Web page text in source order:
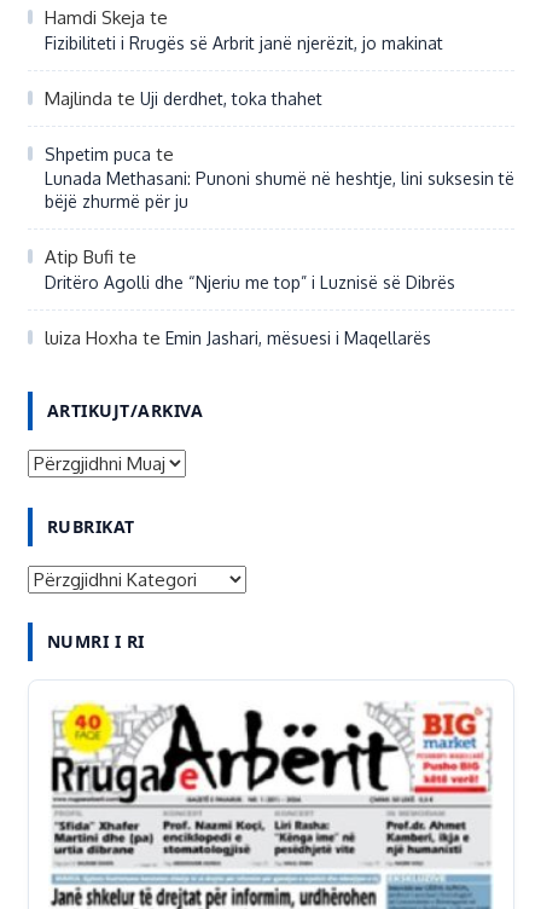
Hamdi Skeja te
Fizibiliteti i Rrugës së Arbrit janë njerëzit, jo makinat
Majlinda te Uji derdhet, toka thahet
Shpetim puca te
Lunada Methasani: Punoni shumë në heshtje, lini suksesin të
bëjë zhurmë për ju
Atip Bufi te
Dritëro Agolli dhe “Njeriu me top” i Luznisë së Dibrës
luiza Hoxha te Emin Jashari, mësuesi i Maqellarës
ARTIKUJT/ARKIVA
A
K
U
T
RUBRIKAT
R
NUMRI I RI